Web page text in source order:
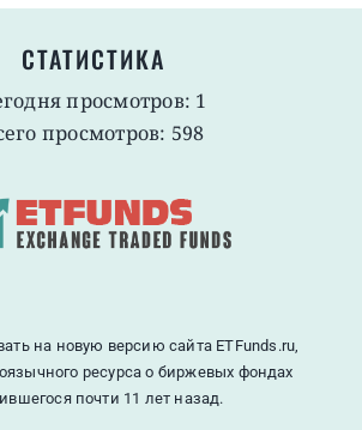
СТАТИСТИКА
просмотров: 1
просмотров: 598
на новую версию сайта ETFunds.ru,
ресурса о биржевых фондах
почти 11 лет назад.